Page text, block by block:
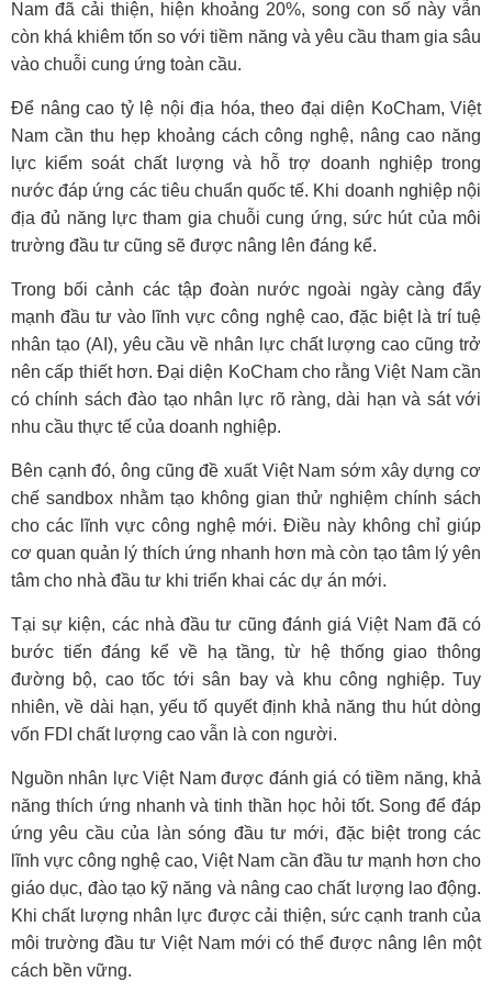
Nam đã cải thiện, hiện khoảng 20%, song con số này vẫn
còn khá khiêm tốn so với tiềm năng và yêu cầu tham gia sâu
vào chuỗi cung ứng toàn cầu.
Để nâng cao tỷ lệ nội địa hóa, theo đại diện KoCham, Việt
Nam cần thu hẹp khoảng cách công nghệ, nâng cao năng
lực kiểm soát chất lượng và hỗ trợ doanh nghiệp trong
nước đáp ứng các tiêu chuẩn quốc tế. Khi doanh nghiệp nội
địa đủ năng lực tham gia chuỗi cung ứng, sức hút của môi
trường đầu tư cũng sẽ được nâng lên đáng kể.
Trong bối cảnh các tập đoàn nước ngoài ngày càng đẩy
mạnh đầu tư vào lĩnh vực công nghệ cao, đặc biệt là trí tuệ
nhân tạo (AI), yêu cầu về nhân lực chất lượng cao cũng trở
nên cấp thiết hơn. Đại diện KoCham cho rằng Việt Nam cần
có chính sách đào tạo nhân lực rõ ràng, dài hạn và sát với
nhu cầu thực tế của doanh nghiệp.
Bên cạnh đó, ông cũng đề xuất Việt Nam sớm xây dựng cơ
chế sandbox nhằm tạo không gian thử nghiệm chính sách
cho các lĩnh vực công nghệ mới. Điều này không chỉ giúp
cơ quan quản lý thích ứng nhanh hơn mà còn tạo tâm lý yên
tâm cho nhà đầu tư khi triển khai các dự án mới.
Tại sự kiện, các nhà đầu tư cũng đánh giá Việt Nam đã có
bước tiến đáng kể về hạ tầng, từ hệ thống giao thông
đường bộ, cao tốc tới sân bay và khu công nghiệp. Tuy
nhiên, về dài hạn, yếu tố quyết định khả năng thu hút dòng
vốn FDI chất lượng cao vẫn là con người.
Nguồn nhân lực Việt Nam được đánh giá có tiềm năng, khả
năng thích ứng nhanh và tinh thần học hỏi tốt. Song để đáp
ứng yêu cầu của làn sóng đầu tư mới, đặc biệt trong các
lĩnh vực công nghệ cao, Việt Nam cần đầu tư mạnh hơn cho
giáo dục, đào tạo kỹ năng và nâng caochất lượng lao động.
Khi chất lượng nhân lực được cải thiện, sức cạnh tranh của
môi trường đầu tư Việt Nam mới có thể được nâng lên một
cách bền vững.